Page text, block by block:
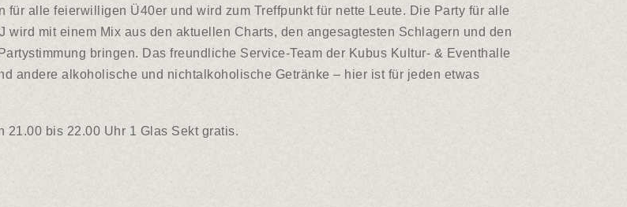
DJ BUCHEN
ANGEBOT FÜR
CATERING
KÜNSTLERVERMITTLUNG
KÜNSTLERVERMITTLUNG
KÜNSTLER VON A – Z
LICHTTECHNIK
TONTECHNIK
BÜHNENTECHNIK
VERMIETUNG (DRY HIRE)
alle feierwilligen Ü40er und wird zum Treffpunkt für nette Leute. Die Party für alle
mit einem Mix aus den aktuellen Charts, den angesagtesten Schlagern und den
bringen. Das freundliche Service-Team der Kubus Kultur- & Eventhalle
andere alkoholische und nichtalkoholische Getränke – hier ist für jeden etwas
21.00 bis 22.00 Uhr 1 Glas Sekt gratis.